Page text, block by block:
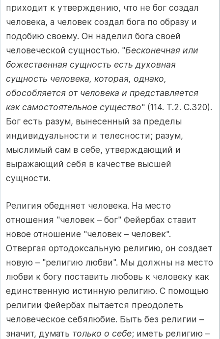
приходит к утверждению, что не бог создал
человека, а человек создал бога по образу и
подобию своему. Он наделил бога своей
человеческой сущностью. "Бесконечная или
божественная сущность есть духовная
сущность человека, которая, однако,
обособляется от человека и представляется
как самостоятельное существо" (114. Т.2. С.320).
Бог есть разум, вынесенный за пределы
индивидуальности и телесности; разум,
мыслимый сам в себе, утверждающий и
выражающий себя в качестве высшей
сущности.
Религия обедняет человека. На место
отношения "человек – бог" Фейербах ставит
новое отношение "человек – человек".
Отвергая ортодоксальную религию, он создает
новую – "религию любви". Мы должны на место
любви к богу поставить любовь к человеку как
единственную истинную религию. С помощью
религии Фейербах пытается преодолеть
человеческое себялюбие. Быть без религии –
значит, думать только о себе; иметь религию –